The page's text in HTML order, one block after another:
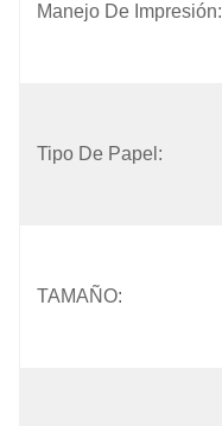
Manejo De Impresión:
Tipo De Papel:
TAMAÑO: